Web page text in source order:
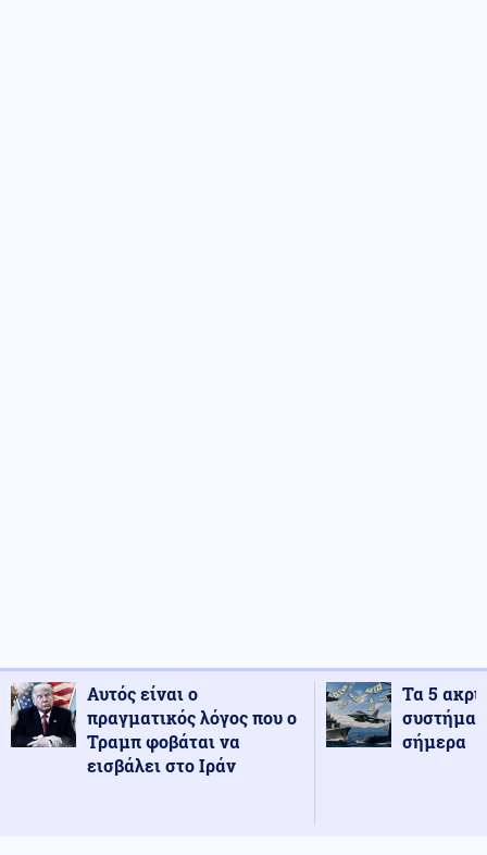
Αυτός είναι ο
πραγματικός λόγος που ο
Τραμπ φοβάται να
εισβάλει στο Ιράν
Τα 5
σήμερα